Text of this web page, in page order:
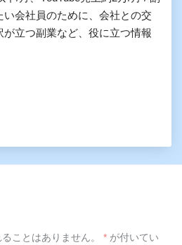
会社員のために、会社との交
立つ副業など、役に立つ情報
ことはありません。 * が付いてい